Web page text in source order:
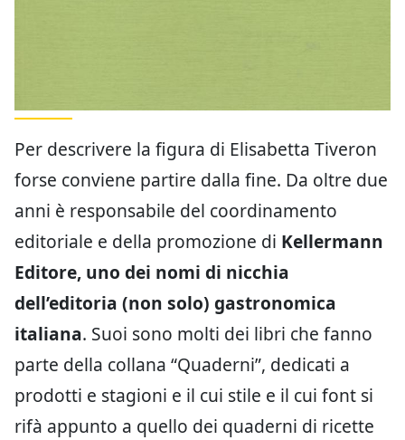
Per descrivere la figura di Elisabetta Tiveron
forse conviene partire dalla fine. Da oltre due
anni è responsabile del coordinamento
editoriale e della promozione di Kellermann
Editore, uno dei nomi di nicchia
dell’editoria (non solo) gastronomica
italiana. Suoi sono molti dei libri che fanno
parte della collana “Quaderni”, dedicati a
prodotti e stagioni e il cui stile e il cui font si
rifà appunto a quello dei quaderni di ricette